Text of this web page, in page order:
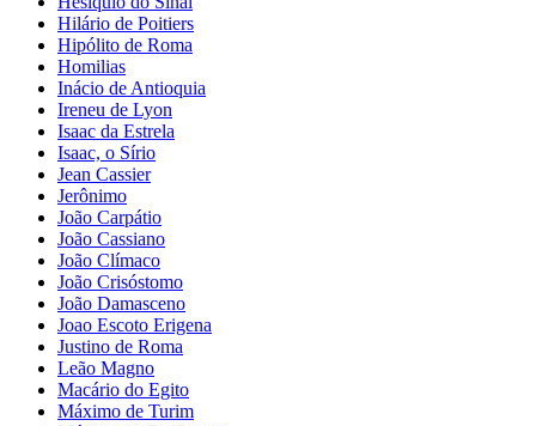
Hilário de Poitiers
Hipólito de Roma
Homilias
Inácio de Antioquia
Ireneu de Lyon
Isaac da Estrela
Isaac, o Sírio
Jean Cassier
Jerônimo
João Carpátio
João Cassiano
João Clímaco
João Crisóstomo
João Damasceno
Joao Escoto Erigena
Justino de Roma
Leão Magno
Macário do Egito
Máximo de Turim